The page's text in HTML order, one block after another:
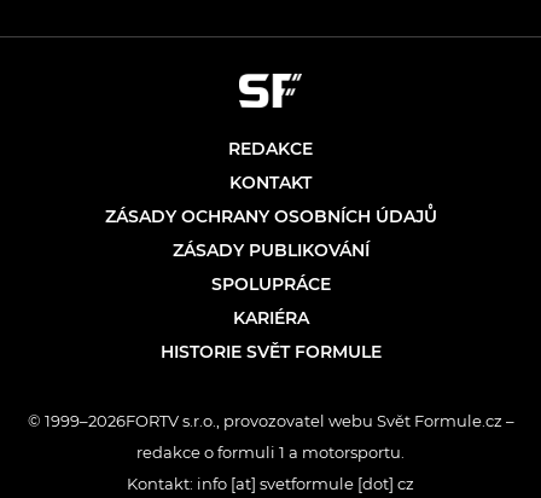
REDAKCE
KONTAKT
ZÁSADY OCHRANY OSOBNÍCH ÚDAJŮ
ZÁSADY PUBLIKOVÁNÍ
SPOLUPRÁCE
KARIÉRA
HISTORIE SVĚT FORMULE
© 1999–2026FORTV s.r.o., provozovatel webu Svět Formule.cz –
redakce o formuli 1 a motorsportu.
Kontakt: info [at] svetformule [dot] cz